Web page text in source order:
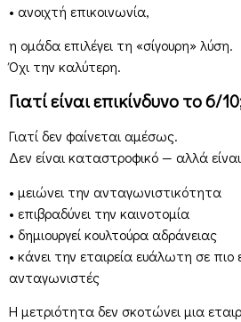
• ανοιχτή επικοινωνία,
η ομάδα επιλέγει τη «σίγουρη» λύση.
Όχι την καλύτερη.
Γιατί είναι επικίνδυνο το 6/
Γιατί δεν φαίνεται αμέσως.
Δεν είναι καταστροφικό — αλλά
• μειώνει την ανταγωνιστικότητα
• επιβραδύνει την καινοτομία
• δημιουργεί κουλτούρα αδράνειας
• κάνει την εταιρεία ευάλωτη σε πιο
ανταγωνιστές
Η μετριότητα δεν σκοτώνει μια